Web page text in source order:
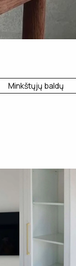
Minkštųjų baldų